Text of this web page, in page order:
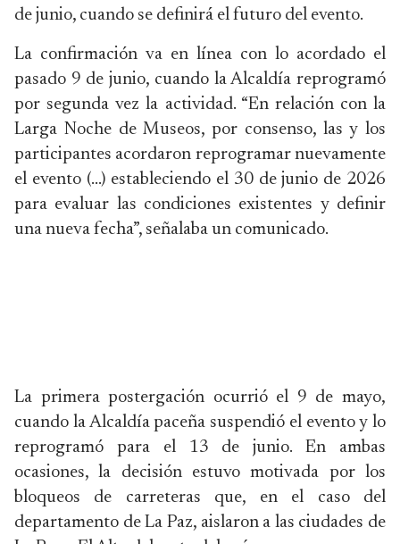
de junio, cuando se definirá el futuro del evento.
La confirmación va en línea con lo acordado el
pasado 9 de junio, cuando la Alcaldía reprogramó
por segunda vez la actividad. “En relación con la
Larga Noche de Museos, por consenso, las y los
participantes acordaron reprogramar nuevamente
el evento (…) estableciendo el 30 de junio de 2026
para evaluar las condiciones existentes y definir
una nueva fecha”, señalaba un comunicado.
La primera postergación ocurrió el 9 de mayo,
cuando la Alcaldía paceña suspendió el evento y lo
reprogramó para el 13 de junio. En ambas
ocasiones, la decisión estuvo motivada por los
bloqueos de carreteras que, en el caso del
departamento de La Paz, aislaron a las ciudades de